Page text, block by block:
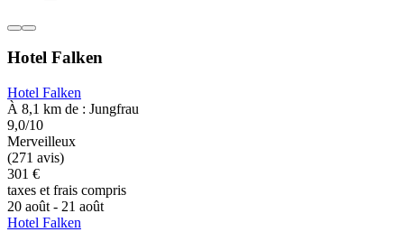
Hotel Falken
Hotel Falken
À 8,1 km de : Jungfrau
9,0/10
Merveilleux
(271 avis)
301 €
taxes et frais compris
20 août - 21 août
Hotel Falken